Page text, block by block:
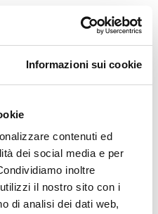
Informazioni sui cookie
contenuti ed
dei social media e per
inoltre
il nostro sito con i
di analisi dei dati web,